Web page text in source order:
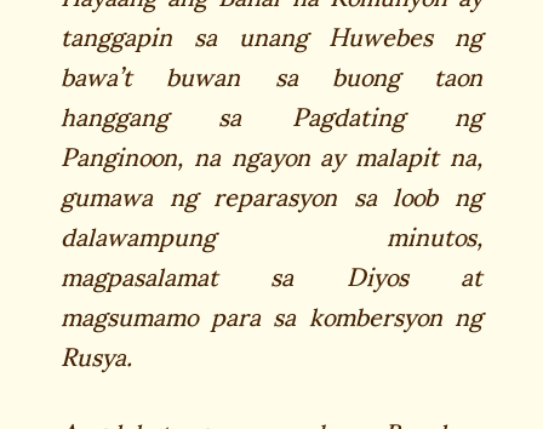
tanggapin sa unang Huwebes ng
bawa’t buwan sa buong taon
hanggang sa Pagdating ng
Panginoon, na ngayon ay malapit na,
gumawa ng reparasyon sa loob ng
dalawampung minutos,
magpasalamat sa Diyos at
magsumamo para sa kombersyon ng
Rusya.